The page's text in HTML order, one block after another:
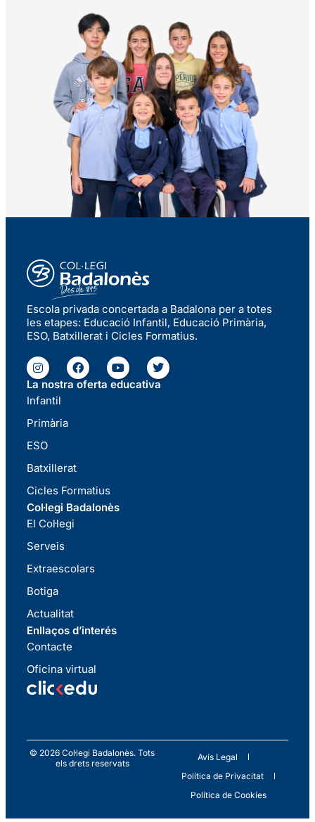
Escola privada concertada a Badalona per a totes
les etapes: Educació Infantil, Educació Primària,
ESO, Batxillerat i Cicles Formatius.
La nostra oferta educativa
Infantil
Primària
ESO
Batxillerat
Cicles Formatius
Col·legi Badalonès
El Col·legi
Serveis
Extraescolars
Botiga
Actualitat
Enllaços d’interés
Contacte
Oficina virtual
© 2026 Col·legi Badalonès. Tots
els drets reservats
Avís Legal
Política de Privacitat
Política de Cookies